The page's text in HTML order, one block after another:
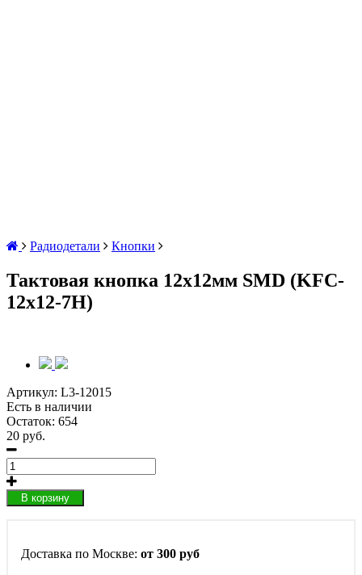
Радиодетали Кнопки
Тактовая кнопка 12x12мм SMD (KFC-
12x12-7H)
Артикул: L3-12015
Есть в наличии
Остаток: 654
20 руб.
В корзину
Доставка по Москве: от 300 руб